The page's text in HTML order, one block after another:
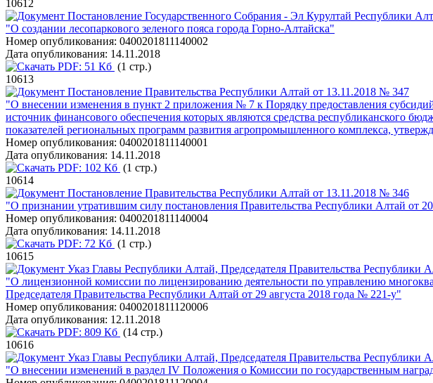
10612
Постановление Государственного Собрания - Эл Курултай Республики
"О создании лесопаркового зеленого пояса города Горно-Алтайска"
Номер опубликования: 0400201811140002
Дата опубликования: 14.11.2018
PDF: 51 Кб (1 стр.)
10613
Постановление Правительства Республики Алтай от 13.11.2018 № 347
"О внесении изменения в пункт 2 приложения № 7 к Порядку предоставления
источник финансового обеспечения которых являются средства республиканского
показателей региональных программ развития агропромышленного комплекса,
Номер опубликования: 0400201811140001
Дата опубликования: 14.11.2018
PDF: 102 Кб (1 стр.)
10614
Постановление Правительства Республики Алтай от 13.11.2018 № 346
"О признании утратившим силу постановления Правительства Республики Алтай от
Номер опубликования: 0400201811140004
Дата опубликования: 14.11.2018
PDF: 72 Кб (1 стр.)
10615
Указ Главы Республики Алтай, Председателя Правительства Республики
"О лицензионной комиссии по лицензированию деятельности по управлению
Председателя Правительства Республики Алтай от 29 августа 2018 года № 221-у"
Номер опубликования: 0400201811120006
Дата опубликования: 12.11.2018
PDF: 809 Кб (14 стр.)
10616
Указ Главы Республики Алтай, Председателя Правительства Республики
"О внесении изменений в раздел IV Положения о Комиссии по государственным